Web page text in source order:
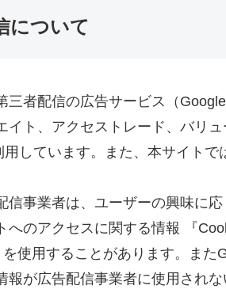
について
三者配信の広告サービス（
イト、アクセストレード、バリ
用しています。また、本サイト
信事業者は、ユーザーの興味に
へのアクセスに関する情報 『
使用することがあります。ま
報が広告配信事業者に使用されな